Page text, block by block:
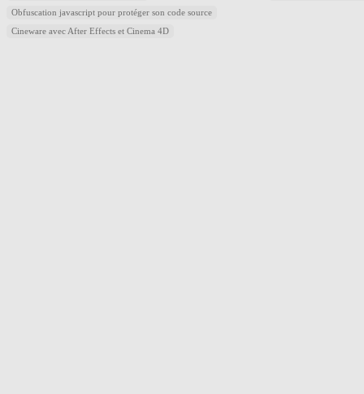
Obfuscation javascript pour protéger son code source
Cineware avec After Effects et Cinema 4D